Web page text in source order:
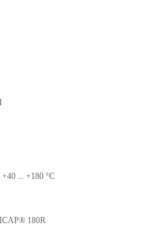
... +180 °C
180R